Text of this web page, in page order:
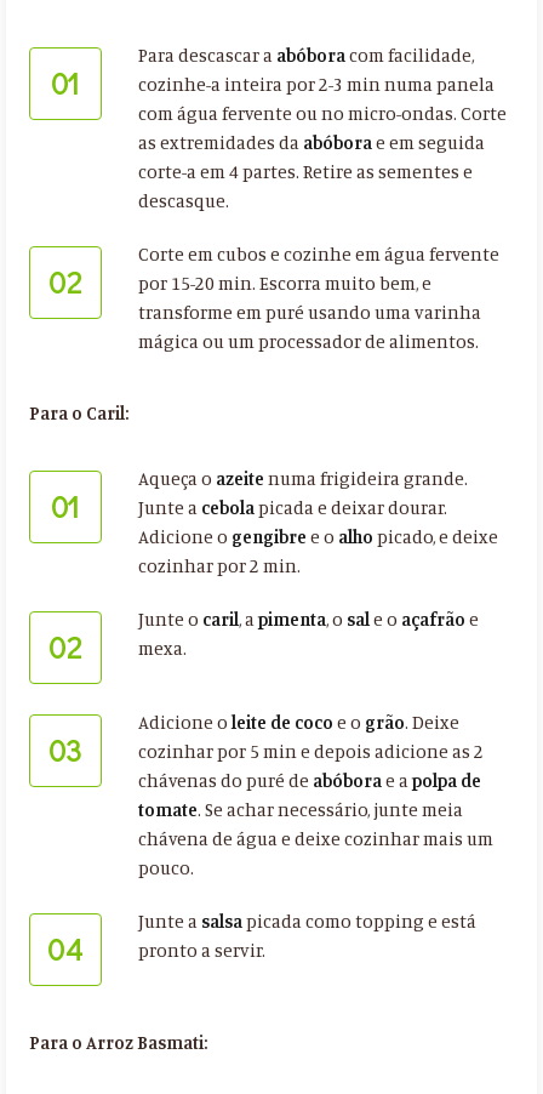
01
Para descascar a abóboracom facilidade,
cozinhe-a inteira por 2-3 min numa panela
com água fervente ou no micro-ondas. Corte
as extremidades da abóborae em seguida
corte-a em 4 partes. Retire as sementes e
descasque.
02
Corte em cubos e cozinhe em água fervente
por 15-20 min. Escorra muito bem, e
transforme em puré usando uma varinha
mágica ou um processador de alimentos.
Para o Caril:
01
Aqueça o azeite numa frigideira grande.
Junte a cebolapicada e deixar dourar.
Adicione o gengibre e o alho picado, e deixe
cozinhar por 2 min.
02
Junte o caril, apimenta, o sale o açafrão e
mexa.
03
Adicione oleite de coco e o grão. Deixe
cozinhar por 5 min e depois adicione as 2
chávenas do puré de abóborae apolpa de
tomate. Se achar necessário, junte meia
chávena de água e deixe cozinhar mais um
pouco.
04
Junte a salsapicada como topping e está
pronto a servir.
Para o Arroz Basmati: